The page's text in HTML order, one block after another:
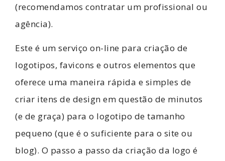
(recomendamos contratar um profissional ou
agência).
Este é um serviço on-line para criação de
logotipos, favicons e outros elementos que
oferece uma maneira rápida e simples de
criar itens de design em questão de minutos
(e de graça) para o logotipo de tamanho
pequeno (que é o suficiente para o site ou
blog). O passo a passo da criação da logo é